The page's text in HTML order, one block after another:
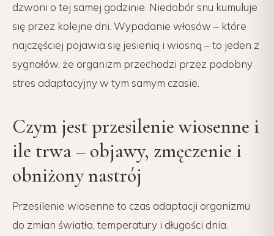
dzwoni o tej samej godzinie. Niedobór snu kumuluje
się przez kolejne dni. Wypadanie włosów – które
najczęściej pojawia się jesienią i wiosną – to jeden z
sygnałów, że organizm przechodzi przez podobny
stres adaptacyjny w tym samym czasie.
Czym jest przesilenie wiosenne i
ile trwa – objawy, zmęczenie i
obniżony nastrój
Przesilenie wiosenne to czas adaptacji organizmu
do zmian światła, temperatury i długości dnia.